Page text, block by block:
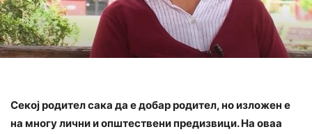
Секој родител сака да е добар родител, но изложен е
на многу лични и општествени предизвици. На оваа